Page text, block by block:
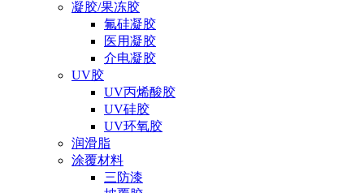
凝胶/果冻胶
氟硅凝胶
医用凝胶
介电凝胶
UV胶
UV丙烯酸胶
UV硅胶
UV环氧胶
润滑脂
涂覆材料
三防漆